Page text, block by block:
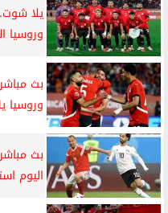
يلا
وروسيا
بث
وروسيا
بث
اليوم